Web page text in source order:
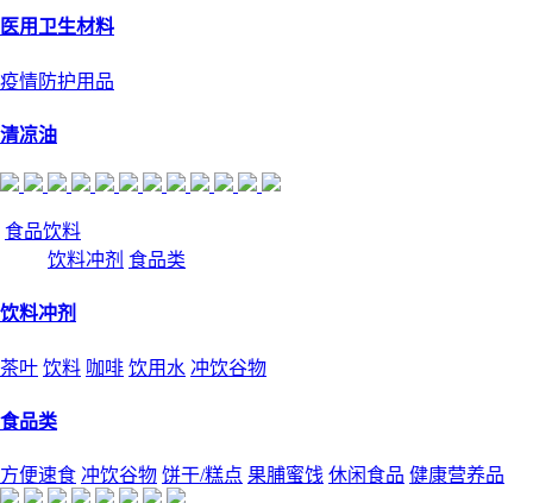
医用卫生材料
疫情防护用品
清凉油
食品饮料
饮料冲剂 食品类
饮料冲剂
茶叶 饮料 咖啡 饮用水 冲饮谷物
食品类
方便速食 冲饮谷物 饼干/糕点 果脯蜜饯 休闲食品 健康营养品